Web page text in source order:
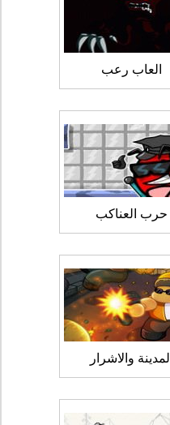
العاب رعب
حرب العناكب
المدينة والاشرار